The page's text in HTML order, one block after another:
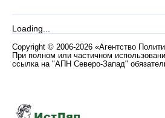
Loading...
Copyright © 2006-2026 «Агентство
При полном или частичном
ссылка на "АПН Северо-Запад"